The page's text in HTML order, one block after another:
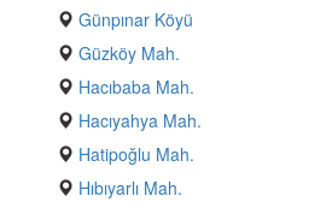
Günpınar Köyü
Güzköy Mah.
Hacıbaba Mah.
Hacıyahya Mah.
Hatipoğlu Mah.
Hıbıyarlı Mah.